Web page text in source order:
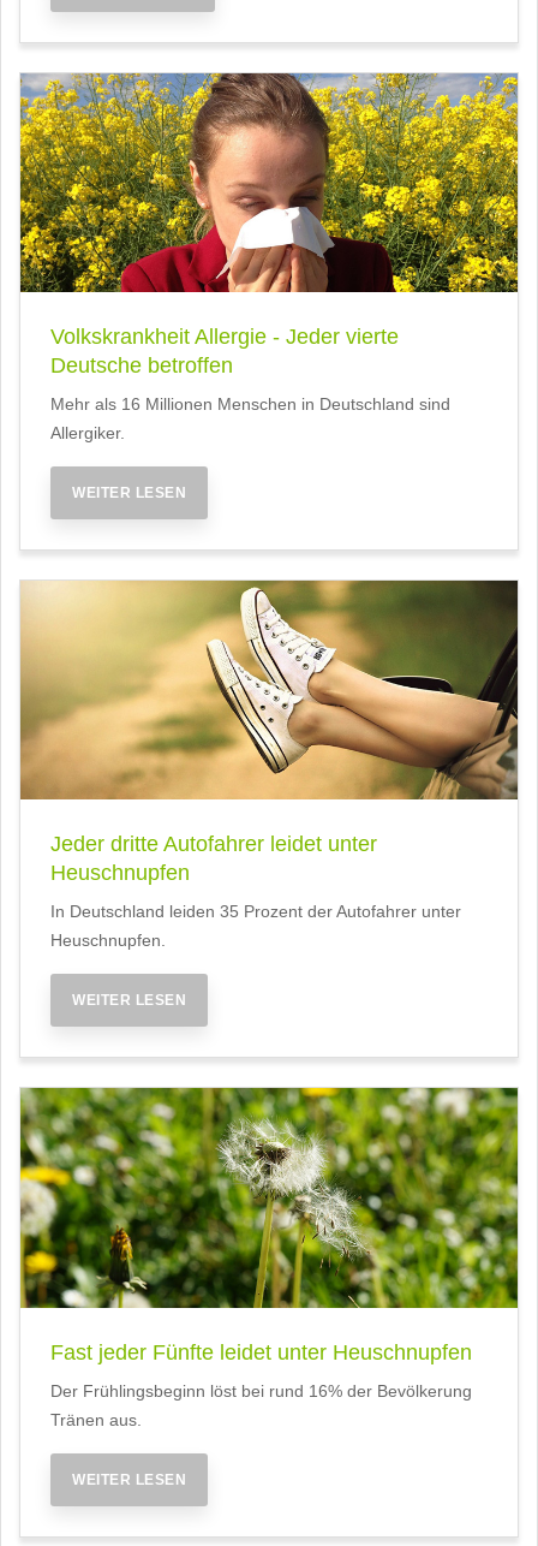
Volkskrankheit Allergie - Jeder vierte
Deutsche betroffen
Mehr als 16 Millionen Menschen in Deutschland sind
Allergiker.
WEITER LESEN
Jeder dritte Autofahrer leidet unter
Heuschnupfen
In Deutschland leiden 35 Prozent der Autofahrer unter
Heuschnupfen.
WEITER LESEN
Fast jeder Fünfte leidet unter Heuschnupfen
Der Frühlingsbeginn löst bei rund 16% der Bevölkerung
Tränen aus.
WEITER LESEN